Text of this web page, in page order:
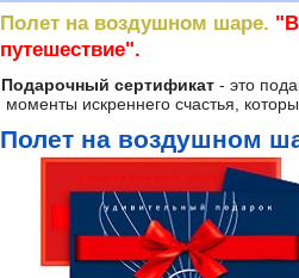
Полет на воздушном шаре.
путешествие".
Подарочный сертификат - это
моменты искреннего счастья,
Полет на воздушном